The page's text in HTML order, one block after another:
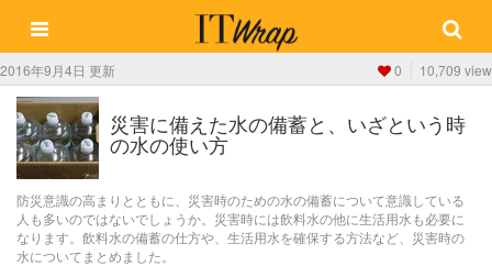
2016年9月4日 更新 0 10,709 view
災害に備えた水の備蓄と、いざという時
の水の使い方
防災意識の高まりとともに、災害時のための水の備蓄について意識している
人も多いのではないでしょうか。災害時には飲料水の他に生活用水も必要に
なります。飲料水の備蓄の仕方や、生活用水を確保する方法など、災害時の
水についてまとめました。